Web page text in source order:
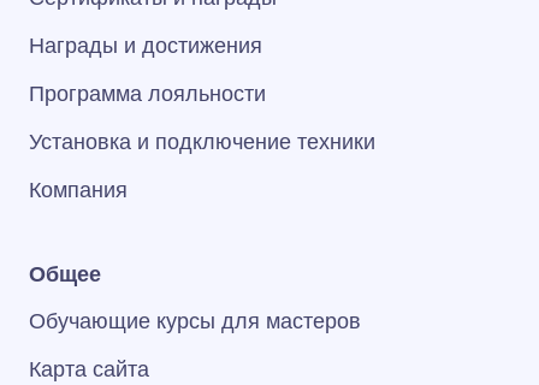
Награды и достижения
Программа лояльности
Установка и подключение техники
Компания
Общее
Обучающие курсы для мастеров
Карта сайта